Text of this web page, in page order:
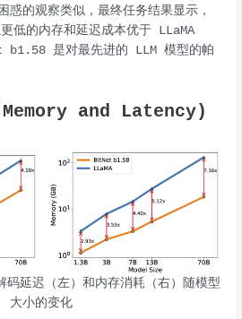
惑的观察类似，最终任务结果显示，
的内存和延迟成本优于 LLaMA
b1.58 是对最先进的 LLM 模型的帕
and Latency)
延迟（左）和内存消耗（右）随模型
大小的变化